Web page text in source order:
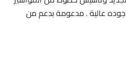
عالية . مدعومة بدعم من